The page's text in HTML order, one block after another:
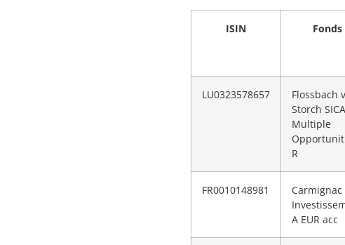
ISIN Fonds
LU0323578657
Flossbach
Storch
Multiple
R
FR0010148981
Carmignac
A EUR acc